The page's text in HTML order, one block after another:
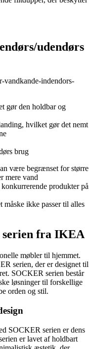
udendørs
vandkande-indendors-
gør den holdbar og
hvilket gør det nemt
brug
være begrænset for større
mere vand
produkter på
ikke passer til alles
fra IKEA
møbler til hjemmet.
serien, der er designet til
SOCKER serien består
løsninger til forskellige
orden og stil.
SOCKER serien er dens
er lavet af holdbart